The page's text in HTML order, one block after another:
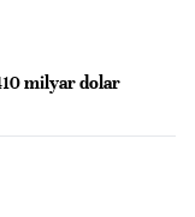
milyar dolar